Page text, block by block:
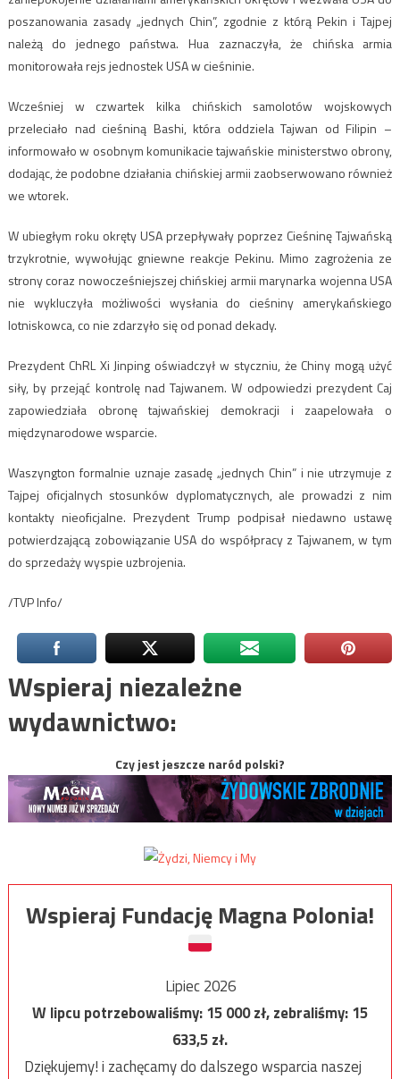
poszanowania zasady „jednych Chin”, zgodnie z którą Pekin i Tajpej
należą do jednego państwa. Hua zaznaczyła, że chińska armia
monitorowała rejs jednostek USA w cieśninie.
Wcześniej w czwartek kilka chińskich samolotów wojskowych
przeleciało nad cieśniną Bashi, która oddziela Tajwan od Filipin –
informowało w osobnym komunikacie tajwańskie ministerstwo obrony,
dodając, że podobne działania chińskiej armii zaobserwowano również
we wtorek.
W ubiegłym roku okręty USA przepływały poprzez Cieśninę Tajwańską
trzykrotnie, wywołując gniewne reakcje Pekinu. Mimo zagrożenia ze
strony coraz nowocześniejszej chińskiej armii marynarka wojenna USA
nie wykluczyła możliwości wysłania do cieśniny amerykańskiego
lotniskowca, co nie zdarzyło się od ponad dekady.
Prezydent ChRL Xi Jinping oświadczył w styczniu, że Chiny mogą użyć
siły, by przejąć kontrolę nad Tajwanem. W odpowiedzi prezydent Caj
zapowiedziała obronę tajwańskiej demokracji i zaapelowała o
międzynarodowe wsparcie.
Waszyngton formalnie uznaje zasadę „jednych Chin” i nie utrzymuje z
Tajpej oficjalnych stosunków dyplomatycznych, ale prowadzi z nim
kontakty nieoficjalne. Prezydent Trump podpisał niedawno ustawę
potwierdzającą zobowiązanie USA do współpracy z Tajwanem, w tym
do sprzedaży wyspie uzbrojenia.
/TVP Info/
Wspieraj niezależne
wydawnictwo:
Czy jest jeszcze naród polski?
Wspieraj Fundację Magna Polonia!
Lipiec 2026
W lipcu potrzebowaliśmy:15 000zł, zebraliśmy:15
633,5zł.
Dziękujemy! i zachęcamy do dalszego wsparcia naszej